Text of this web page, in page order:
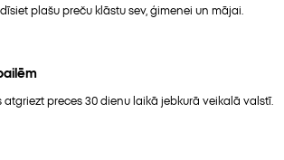
plašu preču klāstu sev, ģimenei un mājai.
atgriezt preces 30 dienu laikā jebkurā veikalā valstī.